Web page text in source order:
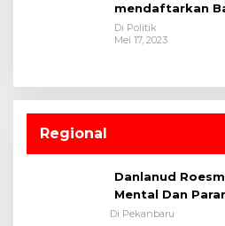
mendaftarkan
Di Politik
Mei 17, 2023
Regional
Danlanud
Mental Dan
Melaksanakan ✈
Di Pekanbaru